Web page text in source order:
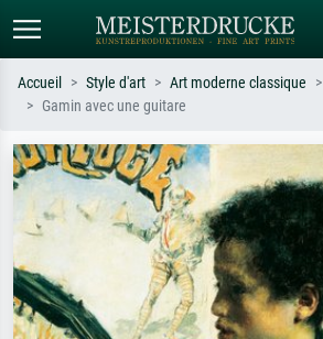
Recherchez par artiste, titre ou style –
ex. Monet, Nuit étoilée,
impressionnisme, vague de Hokusai,
nu.
Décrivez
abstrait
tableau
Accueil Style d'art Art moderne classique
Gamin avec une guitare